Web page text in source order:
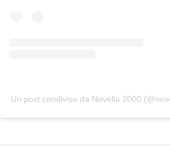
Un post condiviso da Novella 2000